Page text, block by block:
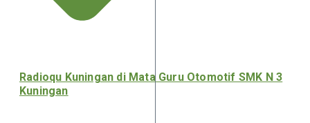
Radioqu Kuningan di Mata Guru Otomotif SMK N 3
Kuningan